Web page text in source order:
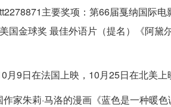
主要奖项：第66届戛纳国际
国金球奖 最佳外语片（提名）《阿
月9日在法国上映，10月25日在北美上
家朱莉·马洛的漫画《蓝色是一种暖